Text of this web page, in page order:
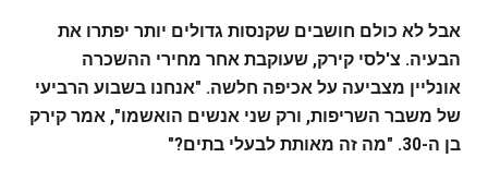
אבל לא כולם חושבים שקנסות גדולים יותר יפתרו את
הבעיה. צ'לסי קירק, שעוקבת אחר מחירי ההשכרה
אונליין מצביעה על אכיפה חלשה. "אנחנו בשבוע הרביעי
של משבר השריפות, ורק שני אנשים הואשמו", אמר קירק
בן ה-30. "מה זה מאותת לבעלי בתים?"